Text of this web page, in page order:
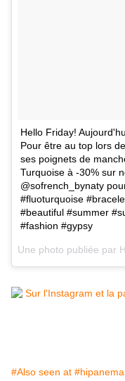
Hello Friday!
Pour être au top lors
ses poignets de
Turquoise à -30% sur
@sofrench_bynaty
#fluoturquoise
#beautiful #summer
#fashion #gypsy
Une photo publiée par
#Also seen at #hipanema